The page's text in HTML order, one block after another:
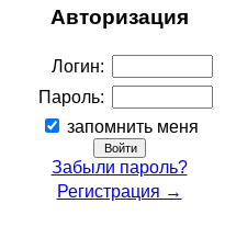
Авторизация
Логин:
Пароль:
запомнить меня
Забыли пароль?
Регистрация →